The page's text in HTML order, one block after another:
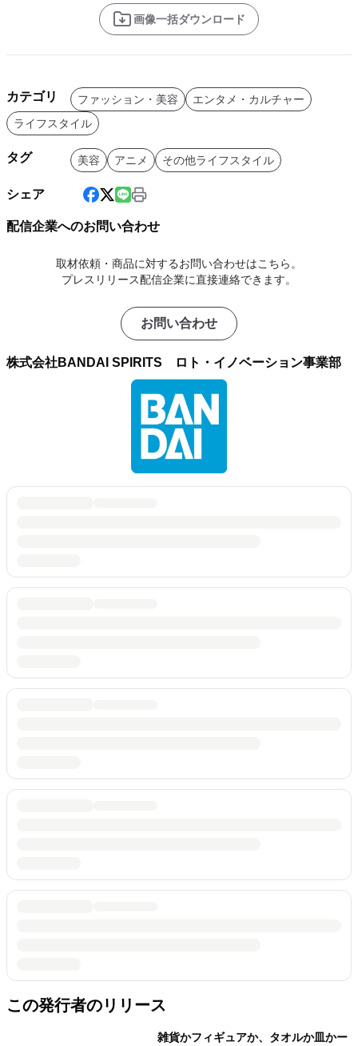
画像一括ダウンロード
カテゴリ ファッション・美容
エンタメ・カルチャー
ライフスタイル
タグ 美容 アニメ その他ライフスタイル
シェア
配信企業へのお問い合わせ
取材依頼・商品に対するお問い合わせはこちら。
プレスリリース配信企業に直接連絡できます。
お問い合わせ
株式会社BANDAI SPIRITS ロト・イノベーション事業部
この発行者のリリース
雑貨かフィギュアか、タオルか皿かー